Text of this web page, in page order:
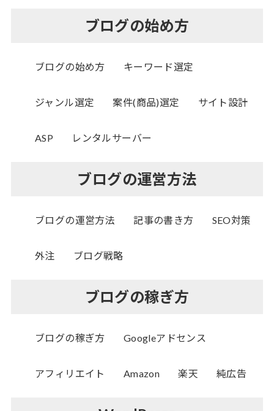
ブログの始め方
ブログの始め方 キーワード選定
ジャンル選定 案件(商品)選定 サイト設計
ASP レンタルサーバー
ブログの運営方法
ブログの運営方法 記事の書き方 SEO対策
外注 ブログ戦略
ブログの稼ぎ方
ブログの稼ぎ方 Googleアドセンス
アフィリエイト Amazon 楽天 純広告